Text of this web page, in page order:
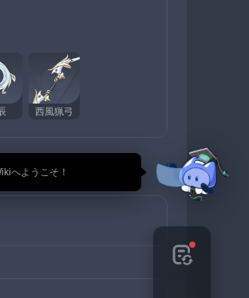
へようこそ！
西風猟弓